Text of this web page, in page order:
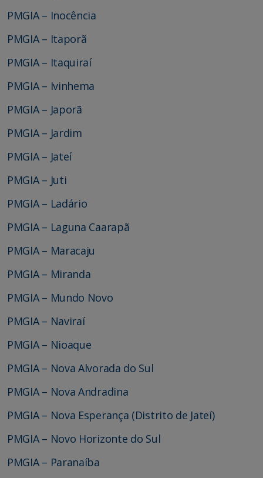
PMGIA – Inocência
PMGIA – Itaporã
PMGIA – Itaquiraí
PMGIA – Ivinhema
PMGIA – Japorã
PMGIA – Jardim
PMGIA – Jateí
PMGIA – Juti
PMGIA – Ladário
PMGIA – Laguna Caarapã
PMGIA – Maracaju
PMGIA – Miranda
PMGIA – Mundo Novo
PMGIA – Naviraí
PMGIA – Nioaque
PMGIA – Nova Alvorada do Sul
PMGIA – Nova Andradina
PMGIA – Nova Esperança (Distrito de Jateí)
PMGIA – Novo Horizonte do Sul
PMGIA – Paranaíba